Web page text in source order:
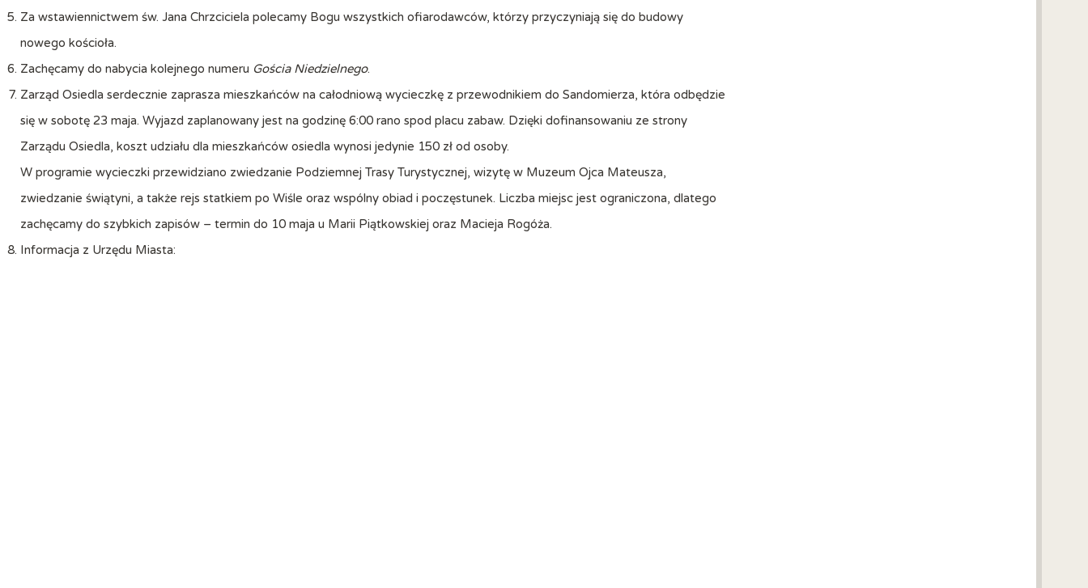
Za wstawiennictwem św. Jana Chrzciciela polecamy Bogu wszystkich ofiarodawców, którzy przyczyniają się do budowy
nowego kościoła.
Zachęcamy do nabycia kolejnego numeru Gościa Niedzielnego.
Zarząd Osiedla serdecznie zaprasza mieszkańców na całodniową wycieczkę z przewodnikiem do Sandomierza, która odbędzie
się w sobotę 23 maja. Wyjazd zaplanowany jest na godzinę 6:00 rano spod placu zabaw. Dzięki dofinansowaniu ze strony
Zarządu Osiedla, koszt udziału dla mieszkańców osiedla wynosi jedynie 150 zł od osoby.
W programie wycieczki przewidziano zwiedzanie Podziemnej Trasy Turystycznej, wizytę w Muzeum Ojca Mateusza,
zwiedzanie świątyni, a także rejs statkiem po Wiśle oraz wspólny obiad i poczęstunek. Liczba miejsc jest ograniczona, dlatego
zachęcamy do szybkich zapisów – termin do 10 maja u Marii Piątkowskiej oraz Macieja Rogóża.
Informacja z Urzędu Miasta: